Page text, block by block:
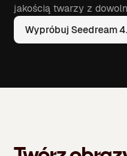
jakością twarzy z
Wypróbuj Seedream